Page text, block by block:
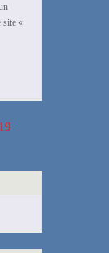
site «
19